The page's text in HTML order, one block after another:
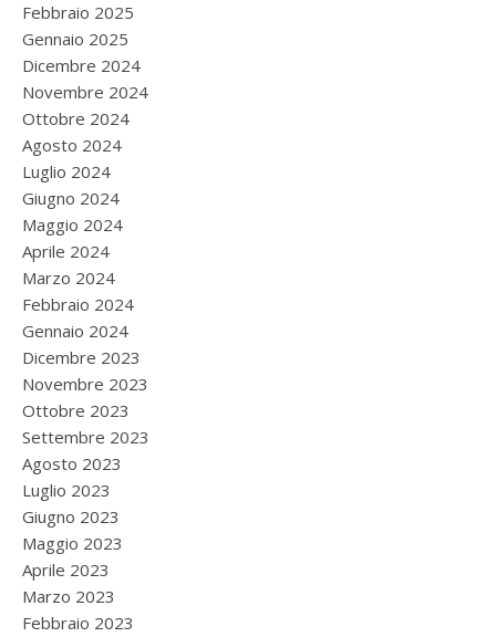
Febbraio 2025
Gennaio 2025
Dicembre 2024
Novembre 2024
Ottobre 2024
Agosto 2024
Luglio 2024
Giugno 2024
Maggio 2024
Aprile 2024
Marzo 2024
Febbraio 2024
Gennaio 2024
Dicembre 2023
Novembre 2023
Ottobre 2023
Settembre 2023
Agosto 2023
Luglio 2023
Giugno 2023
Maggio 2023
Aprile 2023
Marzo 2023
Febbraio 2023